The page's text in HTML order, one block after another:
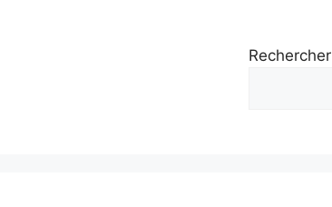
Rechercher